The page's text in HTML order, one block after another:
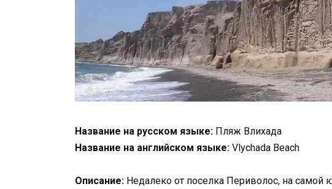
Название на русском языке: Пляж Влихада
Название на английском языке: Vlychada Beach
Описание: Недалеко от поселка Периволос, на самой